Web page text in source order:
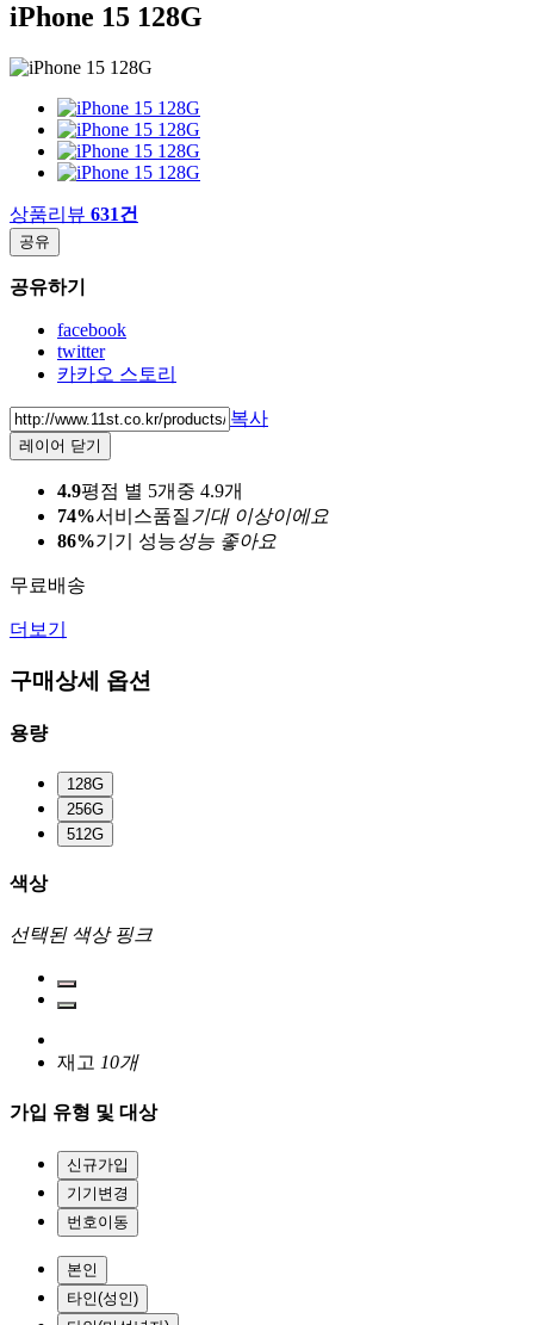
iPhone 15 128G
상품리뷰 631건
공유
공유하기
facebook
twitter
카카오 스토리
복사
레이어 닫기
4.9평점 별 5개중 4.9개
74%서비스품질기대 이상이에요
86%기기 성능성능 좋아요
무료배송
더보기
구매상세 옵션
용량
128G
256G
512G
색상
선택된 색상 핑크
재고 10개
가입 유형 및 대상
신규가입
기기변경
번호이동
본인
타인(성인)